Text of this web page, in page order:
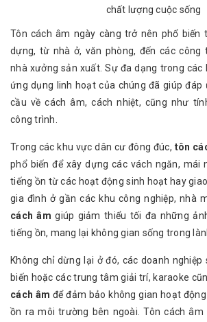
Tôn cách âm ngày càng trở nên phổ biến
dựng, từ nhà ở, văn phòng, đến các công
nhà xưởng sản xuất. Sự đa dạng trong các
ứng dụng linh hoạt của chúng đã giúp đáp
cầu về cách âm, cách nhiệt, cũng như
công trình.
Trong các khu vực dân cư đông đúc, tôn
phổ biến để xây dựng các vách ngăn, mái
tiếng ồn từ các hoạt động sinh hoạt hay
gia đình ở gần các khu công nghiệp, nhà
cách âm giúp giảm thiểu tối đa những
tiếng ồn, mang lại không gian sống trong
Không chỉ dừng lại ở đó, các doanh
biến hoặc các trung tâm giải trí, karaoke
cách âm để đảm bảo không gian hoạt
ồn ra môi trường bên ngoài. Tôn cách